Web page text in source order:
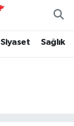
Siyaset Sağlık